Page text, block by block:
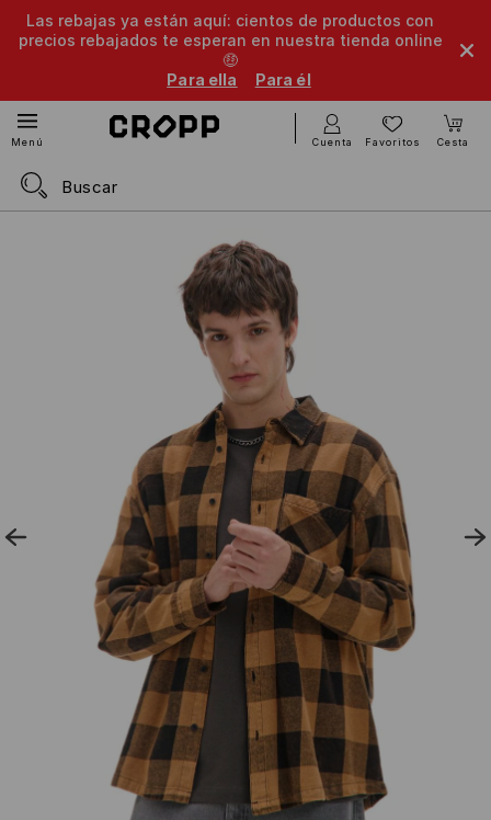
Las rebajas ya están aquí: cientos de productos con
precios rebajados te esperan en nuestra tienda online
🤑
Para ella
Para él
Menú Cuenta Favoritos Cesta